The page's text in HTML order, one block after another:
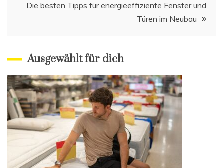
Die besten Tipps für energieeffiziente Fenster und
Türen im Neubau
Ausgewählt für dich